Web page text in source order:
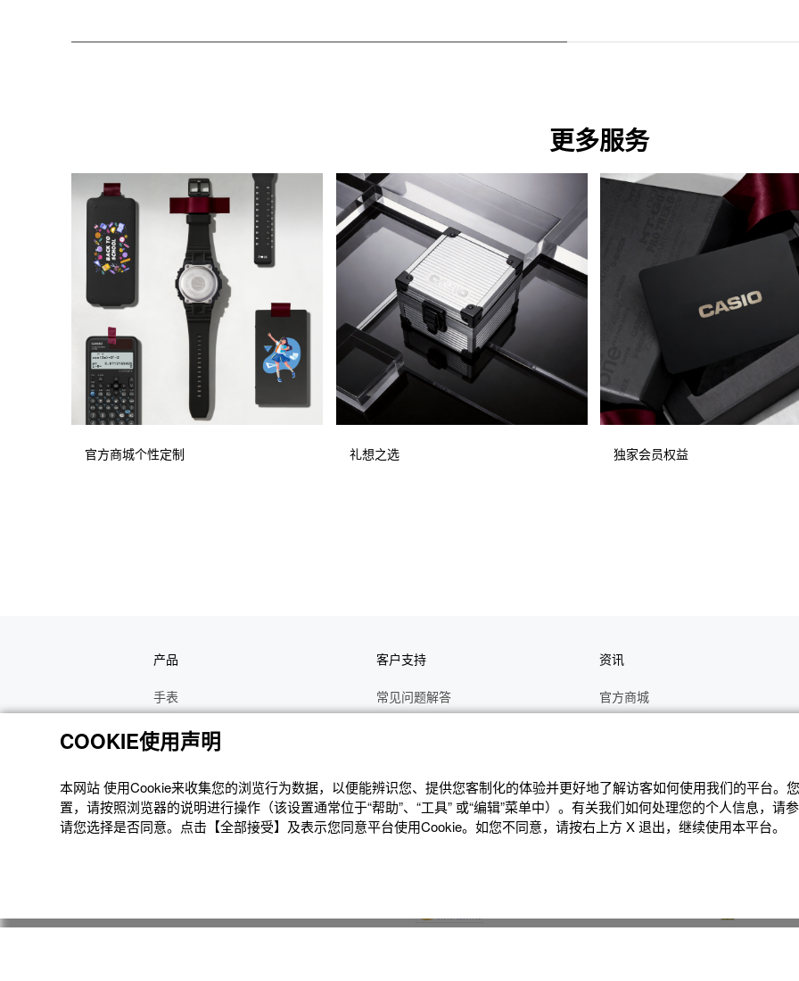
更多服务
官方商城个性定制 礼想之选 独家会员权益
产品
手表
电子乐器
函数计算器
办公计算器
电子辞典
客户支持
常见问题解答
维修
修理状态查询
资讯
官方商城
最新资讯
公告
COOKIE使用声明
本网站 使⽤Cookie来收集您的浏览⾏为数据，以便能辨识您、提供您客制化的体验并更好地了解访客如何使⽤我们的平台。
置，请按照浏览器的说明进⾏操作（该设置通常位于“帮助”、“⼯具” 或“编辑”菜单中）。有关我们如何处理您的个⼈信息，请
请您选择是否同意。点击【全部接受】及表示您同意平台使用Cookie。如您不同意，请按右上⽅ X 退出，继续使⽤本平台。